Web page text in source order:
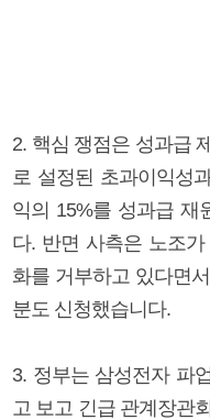
2. 핵심 쟁점은 성과급
로 설정된 초과이익성
익의 15%를 성과급 재
다. 반면 사측은 노조
화를 거부하고 있다면
분도 신청했습니다.
3. 정부는 삼성전자 파
고 보고 긴급 관계장관